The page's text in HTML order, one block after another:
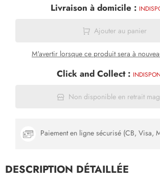
Livraison à domicile :
Ajouter au panier
M'avertir lorsque ce produit sera à
Click and Collect :
Non disponible en retrait
Paiement en ligne sécurisé (CB, Visa,
DESCRIPTION DÉTAILLÉE